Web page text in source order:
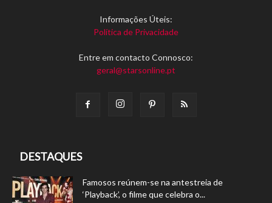
Informações Úteis:
Política de Privacidade
Entre em contacto Connosco:
geral@starsonline.pt
DESTAQUES
Famosos reúnem-se na antestreia de
‘Playback’, o filme que celebra o...